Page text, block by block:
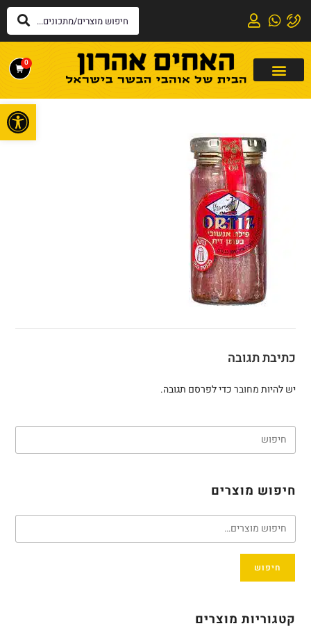
0
כתיבת תגובה
יש להיותמחוברכדי לפרסם תגובה.
חיפוש מוצרים
חיפוש
קטגוריות מוצרים